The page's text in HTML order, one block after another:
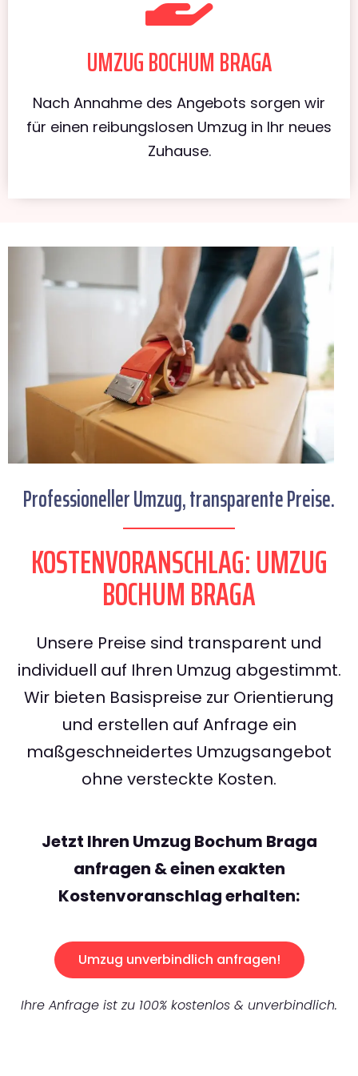
UMZUG BOCHUM BRAGA
Nach Annahme des Angebots sorgen wir
für einen reibungslosen Umzug in Ihr neues
Zuhause.
Professioneller Umzug, transparente Preise.
KOSTENVORANSCHLAG: UMZUG
BOCHUM BRAGA
Unsere Preise sind transparent und
individuell auf Ihren Umzug abgestimmt.
Wir bieten Basispreise zur Orientierung
und erstellen auf Anfrage ein
maßgeschneidertes Umzugsangebot
ohne versteckte Kosten.
Jetzt Ihren Umzug Bochum Braga
anfragen & einen exakten
Kostenvoranschlag erhalten:
Umzug unverbindlich anfragen!
Ihre Anfrage ist zu 100% kostenlos & unverbindlich.